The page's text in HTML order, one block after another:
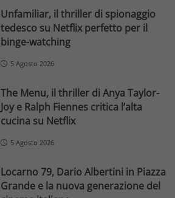
Unfamiliar, il thriller di spionaggio
tedesco su Netflix perfetto per il
binge-watching
5 Agosto 2026
The Menu, il thriller di Anya Taylor-
Joy e Ralph Fiennes critica l’alta
cucina su Netflix
5 Agosto 2026
Locarno 79, Dario Albertini in Piazza
Grande e la nuova generazione del